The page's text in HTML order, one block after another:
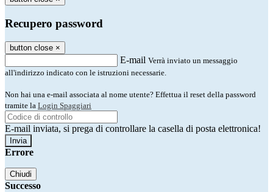
Recupero password
button close ×
E-mail Verrà inviato un messaggio
all'indirizzo indicato con le istruzioni necessarie.
Non hai una e-mail associata al nome utente? Effettua il reset della password
tramite la Login Spaggiari
E-mail inviata, si prega di controllare la casella di posta elettronica!
Errore
Chiudi
Successo